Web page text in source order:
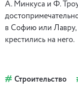
А. Минкуса и Ф.
в Софию или Лавру,
крестились на него.
Строительство